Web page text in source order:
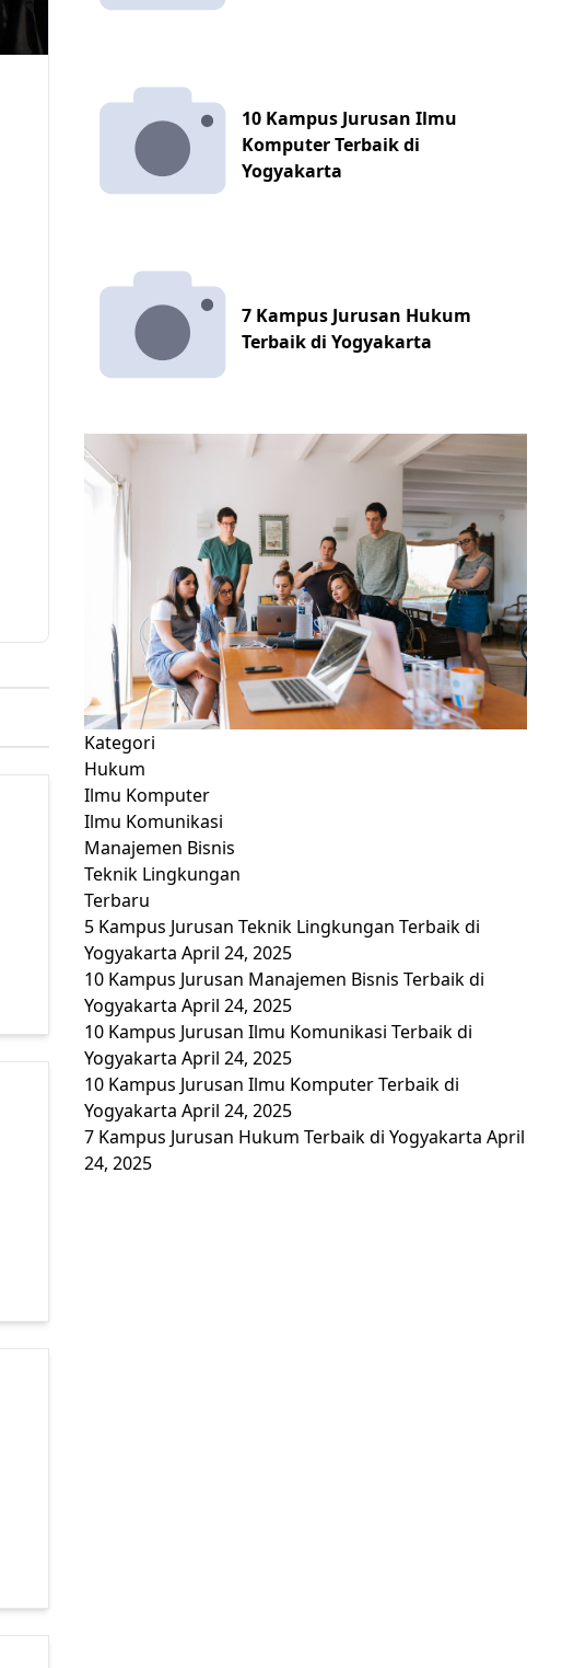
10 Kampus Jurusan Ilmu
Komputer Terbaik di
Yogyakarta
7 Kampus Jurusan Hukum
Terbaik di Yogyakarta
Kategori
Hukum
Ilmu Komputer
Ilmu Komunikasi
Manajemen Bisnis
Teknik Lingkungan
Terbaru
5 Kampus Jurusan Teknik Lingkungan Terbaik di
Yogyakarta April 24, 2025
10 Kampus Jurusan Manajemen Bisnis Terbaik di
Yogyakarta April 24, 2025
10 Kampus Jurusan Ilmu Komunikasi Terbaik di
Yogyakarta April 24, 2025
10 Kampus Jurusan Ilmu Komputer Terbaik di
Yogyakarta April 24, 2025
7 Kampus Jurusan Hukum Terbaik di Yogyakarta April
24, 2025